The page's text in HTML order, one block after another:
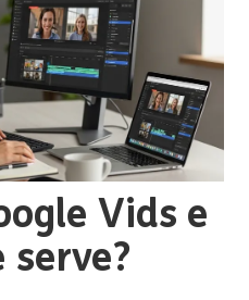
Vids e
serve?